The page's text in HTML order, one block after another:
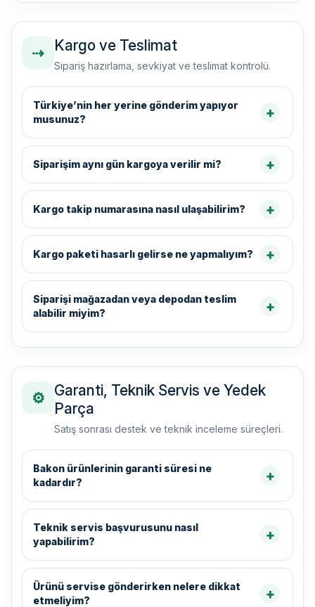
⇢ Kargo ve Teslimat
Sipariş hazırlama, sevkiyat ve teslimat kontrolü.
Türkiye’nin her yerine gönderim yapıyor
musunuz?
Siparişim aynı gün kargoya verilir mi?
Kargo takip numarasına nasıl ulaşabilirim?
Kargo paketi hasarlı gelirse ne yapmalıyım?
Siparişi mağazadan veya depodan teslim
alabilir miyim?
⚙ Garanti, Teknik Servis ve Yedek
Parça
Satış sonrası destek ve teknik inceleme süreçleri.
Bakon ürünlerinin garanti süresi ne
kadardır?
Teknik servis başvurusunu nasıl
yapabilirim?
Ürünü servise gönderirken nelere dikkat
etmeliyim?